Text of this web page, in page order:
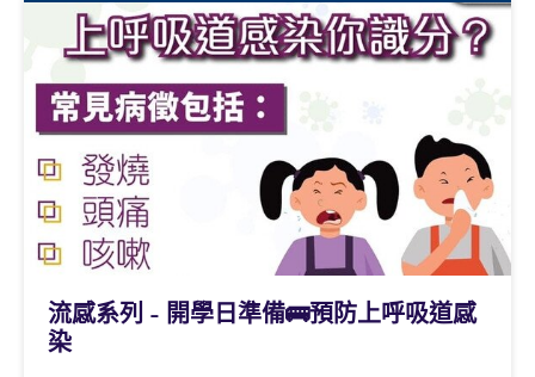
流感系列 - 開學日準備🚌預防上呼吸道感
染